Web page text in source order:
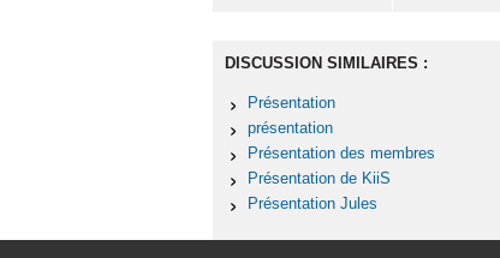
DISCUSSION SIMILAIRES :
Présentation
présentation
Présentation des membres
Présentation de KiiS
Présentation Jules